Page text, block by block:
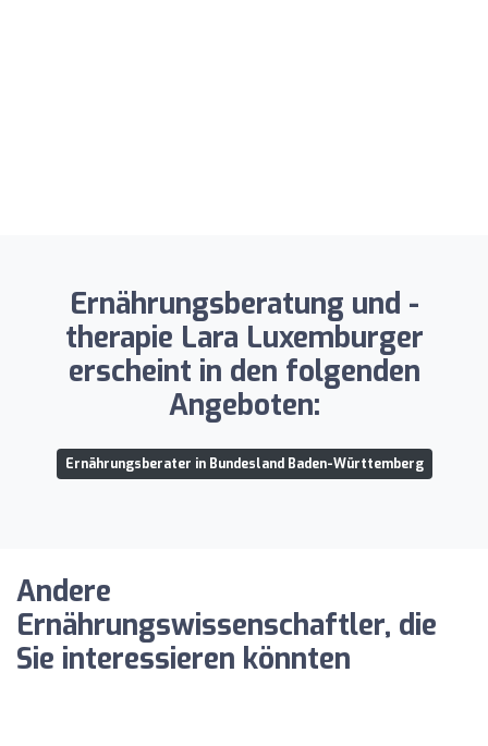
Ernährungsberatung und -
therapie Lara Luxemburger
erscheint in den folgenden
Angeboten:
Ernährungsberater in Bundesland Baden-Württemberg
Andere
Ernährungswissenschaftler, die
Sie interessieren könnten